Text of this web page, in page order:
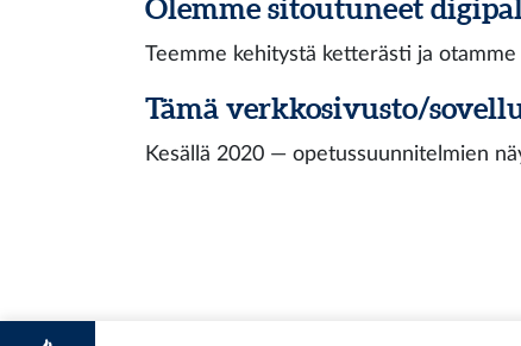
Olemme sitoutuneet
Teemme kehitystä ketterästi ja
Tämä verkkosivusto/
Kesällä 2020 — opetussuunnitelmien